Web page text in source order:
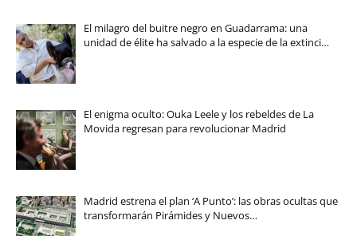
El milagro del buitre negro en Guadarrama: una
unidad de élite ha salvado a la especie de la extinci…
El enigma oculto: Ouka Leele y los rebeldes de La
Movida regresan para revolucionar Madrid
Madrid estrena el plan ‘A Punto’: las obras ocultas que
transformarán Pirámides y Nuevos…